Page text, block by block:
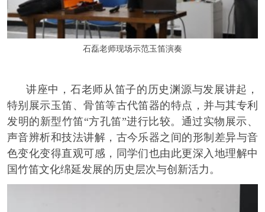
石磊老师现场示范玉笛演奏
讲座中，石老师从笛子的历史渊源与发展讲起，
特别展示玉笛、骨笛等古代笛器的特点，并与其专利
发明的新型竹笛“方孔笛”进行比较。通过实物展示、
声音辨析和技法讲解，古今乐器之间的形制差异与音
色变化变得直观可感，同学们也由此更深入地理解中
国竹笛文化绵延发展的历史层次与创新活力。